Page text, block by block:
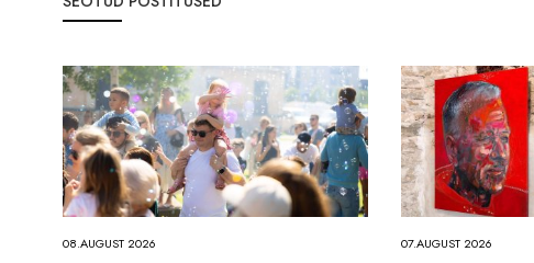
08.AUGUST 2026 07.AUGUST 2026